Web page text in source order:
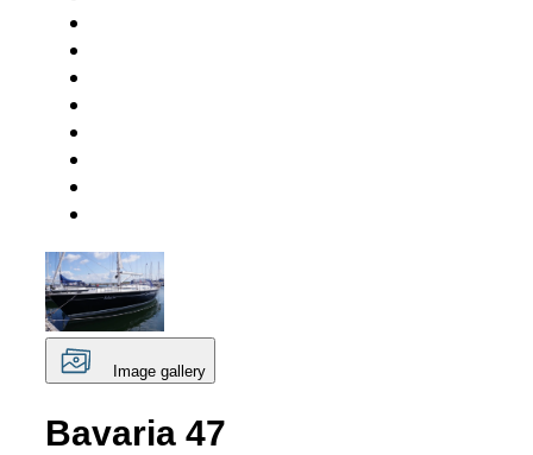
Image gallery
Bavaria 47